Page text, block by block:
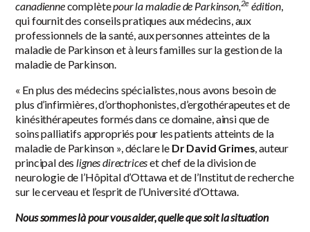
canadiennecomplètepour la maladie de Parkinson, 2e édition
qui fournit des conseils pratiques aux médecins, aux
professionnels de la santé, aux personnes atteintes de la
maladie de Parkinson et à leurs familles sur la gestion de la
maladie de Parkinson.
« En plus des médecins spécialistes, nous avons besoin de
plus d’infirmières, d’orthophonistes, d’ergothérapeutes et de
kinésithérapeutes formés dans ce domaine, ainsi que de
soins palliatifs appropriés pour les patients atteints de la
maladie de Parkinson », déclare le Dr David Grimes , auteur
principal des lignes directriceset chef de la division de
neurologie de l’Hôpital d’Ottawa et de l’Institut de recherche
sur le cerveau et l’esprit de l’Université d’Ottawa.
Nous sommes là pour vous aider, quelle que soit la situation